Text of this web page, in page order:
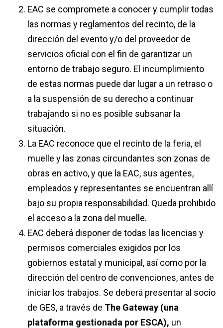
EAC se compromete a conocer y cumplir todas
las normas y reglamentos del recinto, de la
dirección del evento y/o del proveedor de
servicios oficial con el fin de garantizar un
entorno de trabajo seguro. El incumplimiento
de estas normas puede dar lugar a un retraso o
a la suspensión de su derecho a continuar
trabajando si no es posible subsanar la
situación.
La EAC reconoce que el recinto de la feria, el
muelle y las zonas circundantes son zonas de
obras en activo, y que la EAC, sus agentes,
empleados y representantes se encuentran allí
bajo su propia responsabilidad. Queda prohibido
el acceso a la zona del muelle.
EAC deberá disponer de todas las licencias y
permisos comerciales exigidos por los
gobiernos estatal y municipal, así como por la
dirección del centro de convenciones, antes de
iniciar los trabajos. Se deberá presentar al socio
de GES, a través de The Gateway (una
plataforma gestionada por ESCA), un